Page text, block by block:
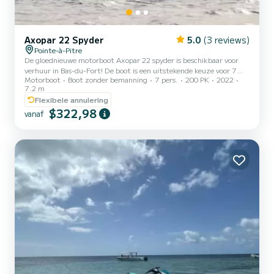
Axopar 22 Spyder 5.0 (3 reviews)
Pointe-à-Pitre
De gloednieuwe motorboot Axopar 22 spyder is beschikbaar voor
verhuur in Bas-du-Fort! De boot is een uitstekende keuze voor 7
personen. Aangedreven door een Mercury-motor van 200 pk, vaart
u in alle veiligheid, met maximaal comfort en elegantie rond de
prachtige eilanden van de archipel, Caret, Fajou, Fortune, de Op
het eilandje Gosier, het Islet Blanc, ontdekt u de mooiste stranden
en baaien. De boot is uitgerust met de meest complete technologie
Motorboot Boot zonder bemanning 7 pers. 200 PK
2022
7.2 m
Flexibele annulering
vanaf $322,98